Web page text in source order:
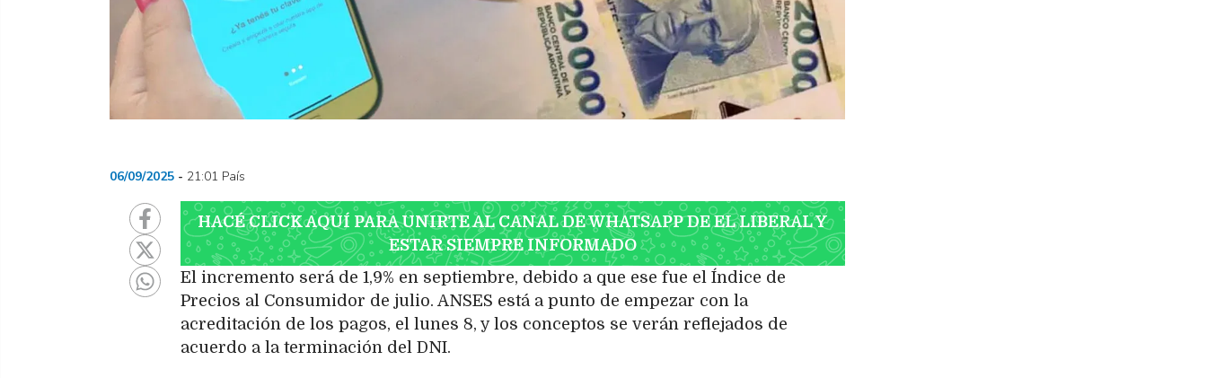
06/09/2025 21:01 País
HACÉ CLICK AQUÍ PARA UNIRTE AL CANAL DE WHATSAPP DE EL LIBERAL Y
ESTAR SIEMPRE INFORMADO
El incremento será de 1,9% en septiembre, debido a que ese fue el Índice de
Precios al Consumidor de julio. ANSES está a punto de empezar con la
acreditación de los pagos, el lunes 8, y los conceptos se verán reflejados de
acuerdo a la terminación del DNI.